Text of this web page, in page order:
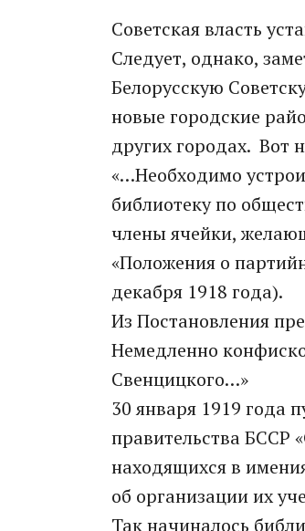
Советская власть
Следует, однако,
Белорусскую
новые городские
других городах. Вот
«…Необходимо
библиотеку по
члены ячейки,
«Положения о
декабря 1918 года).
Из Постановления
Немедленно
Свенцицкого…»
30 января 1919 года
правительства БССР
находящихся в
об организации их
Так начиналось